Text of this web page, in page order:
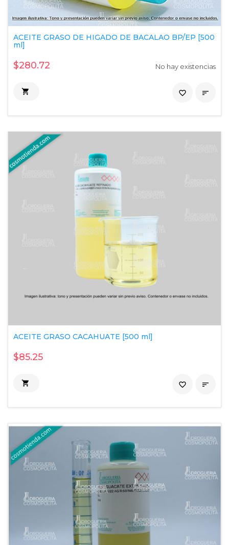
ACEITE GRASO DE HIGADO DE BACALAO BP/EP [500
ml]
$280.72 No hay existencias
 
favorite_border
ACEITE GRASO CACAHUATE [500 ml]
$85.25
 
favorite_border